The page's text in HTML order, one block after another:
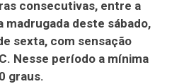
consecutivas, entre a
madrugada deste sábado,
sexta, com sensação
Nesse período a mínima
graus.